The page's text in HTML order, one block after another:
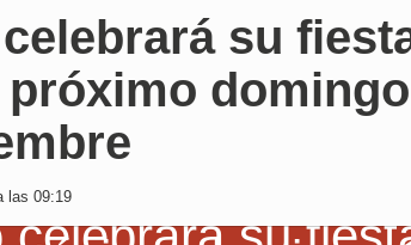
su
domingo
las 09:19